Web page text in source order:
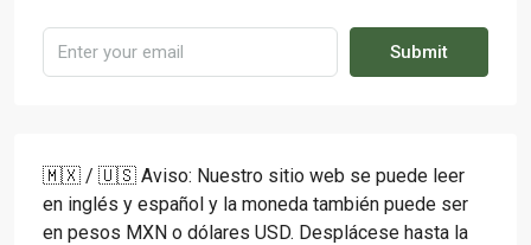
Submit
🇲🇽 / 🇺🇸 Aviso: Nuestro sitio web se puede leer
en inglés y español y la moneda también puede ser
en pesos MXN o dólares USD. Desplácese hasta la